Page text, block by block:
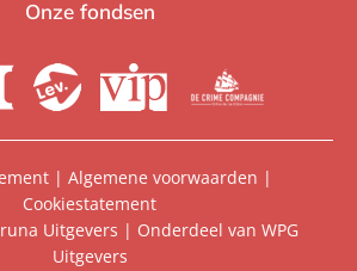
Onze fondsen
| Algemene voorwaarden |
Cookiestatement
Uitgevers | Onderdeel van WPG
Uitgevers